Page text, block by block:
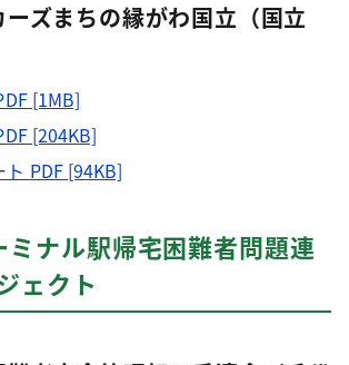
ズまちの縁がわ国立（国立
[1MB]
[204KB]
ト PDF [94KB]
ナル駅帰宅困難者問題連
ェクト